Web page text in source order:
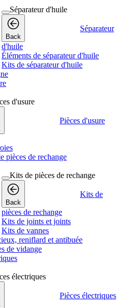
Séparateur d'huile
Back
Séparateur
d'huile
Éléments de séparateur d'huile
Kits de séparateur d'huile
d'usure
Pièces d'usure
pièces de rechange
Kits de pièces de rechange
Back
Kits de
pièces de rechange
Kits de joints et joints
Kits de vannes
reniflard et antibuée
de vidange
électriques
Pièces électriques